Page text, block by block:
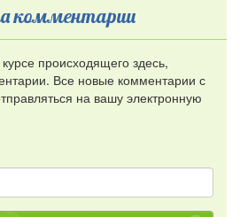
комментарии
происходящего здесь,
Все новые комментарии с
на вашу электронную